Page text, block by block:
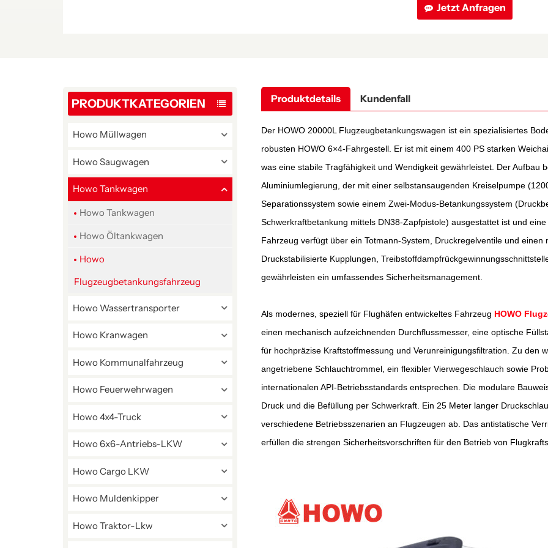
Jetzt Anfragen
PRODUKTKATEGORIEN
Howo Müllwagen
Howo Saugwagen
Howo Tankwagen
Howo Tankwagen
Howo Öltankwagen
Howo
Flugzeugbetankungsfahrzeug
Howo Wassertransporter
Howo Kranwagen
Howo Kommunalfahrzeug
Howo Feuerwehrwagen
Howo 4x4-Truck
Howo 6x6-Antriebs-LKW
Howo Cargo LKW
Howo Muldenkipper
Howo Traktor-Lkw
Produktdetails Kundenfall
Der HOWO 20000L Flugzeugbetankungswagen ist ein spezialisiertes
robusten HOWO 6×4-Fahrgestell. Er ist mit einem 400 PS starken
was eine stabile Tragfähigkeit und Wendigkeit gewährleistet. Der Aufbau
Aluminiumlegierung, der mit einer selbstansaugenden Kreiselpumpe
Separationssystem sowie einem Zwei-Modus-Betankungssystem
Schwerkraftbetankung mittels DN38-Zapfpistole) ausgestattet ist und
Fahrzeug verfügt über ein Totmann-System, Druckregelventile und
Druckstabilisierte Kupplungen,
gewährleisten ein umfassendes Sicherheitsmanagement.
Als modernes, speziell für Flughäfen entwickeltes Fahrzeug HOWO
einen mechanisch aufzeichnenden Durchflussmesser, eine optische
für hochpräzise Kraftstoffmessung und Verunreinigungsfiltration. Zu den
angetriebene Schlauchtrommel, ein flexibler Vierwegeschlauch sowie
internationalen API-Betriebsstandards entsprechen. Die modulare
Druck und die Befüllung per Schwerkraft. Ein 25 Meter langer
verschiedene Betriebsszenarien an Flugzeugen ab. Das antistatische
erfüllen die strengen Sicherheitsvorschriften für den Betrieb von